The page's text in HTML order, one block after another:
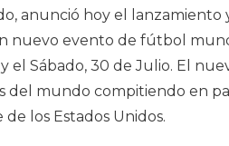
anunció hoy el lanzamiento
nuevo evento de fútbol
Sábado, 30 de Julio. El
del mundo compitiendo en
los Estados Unidos.